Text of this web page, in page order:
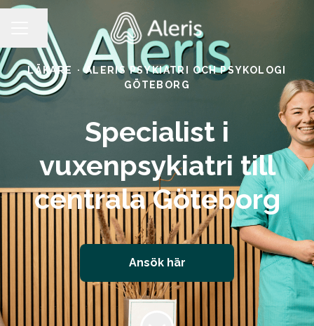
KARRIÄRMENY
Dela sidan
LÄKARE ·
ALERIS PSYKIATRI OCH PSYKOLOGI
GÖTEBORG
Specialist i
vuxenpsykiatri till
centrala Göteborg
Ansök här